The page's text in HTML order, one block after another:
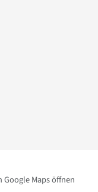
Google Maps öffnen